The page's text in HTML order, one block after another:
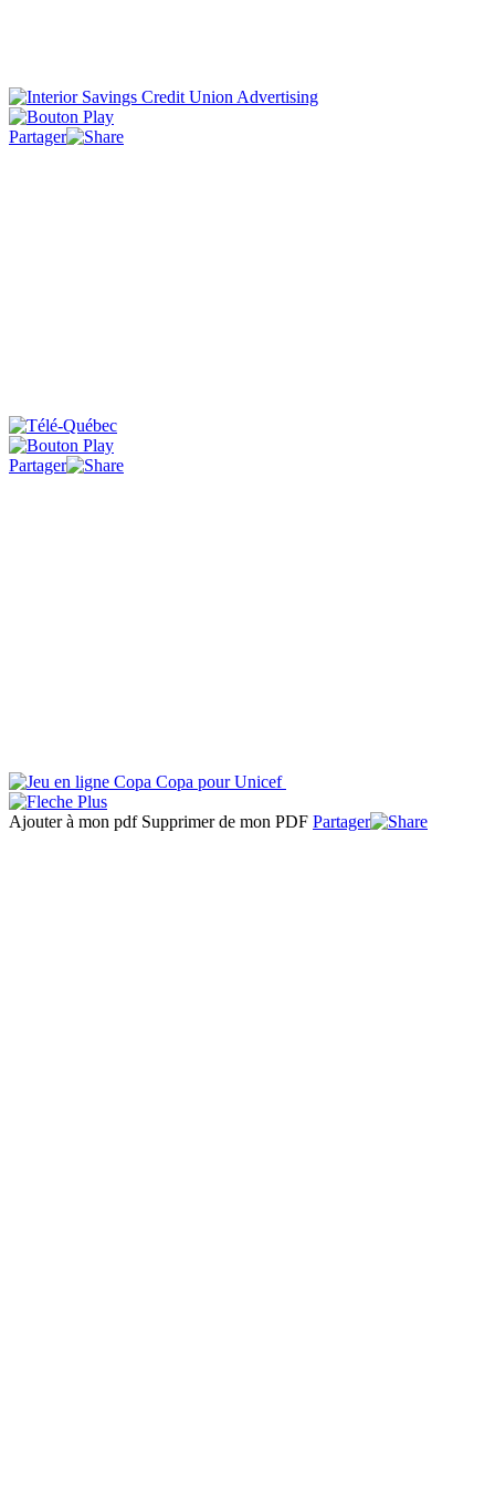
Partager
Partager
Ajouter à mon pdf Supprimer de mon PDF Partager